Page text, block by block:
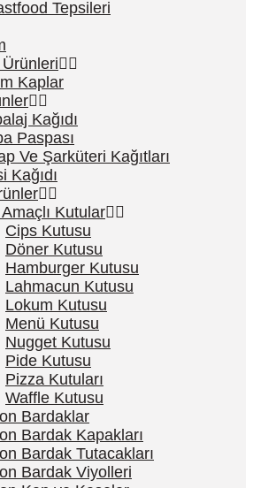
Tepsileri
Ürünleri
Kaplar
Kağıdı
Paspası
Ve Şarküteri Kağıtları
Kağıdı
Kutular
Cips Kutusu
Döner Kutusu
Hamburger Kutusu
Lahmacun Kutusu
Lokum Kutusu
Menü Kutusu
Nugget Kutusu
Pide Kutusu
Pizza Kutuları
Waffle Kutusu
Bardaklar
Bardak Kapakları
Bardak Tutacakları
Bardak Viyolleri